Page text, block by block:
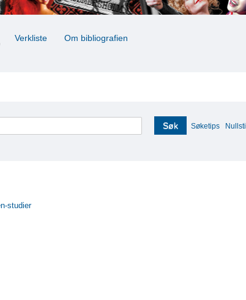
Verkliste Om bibliografien
Søk Søketips Nullstill
studier